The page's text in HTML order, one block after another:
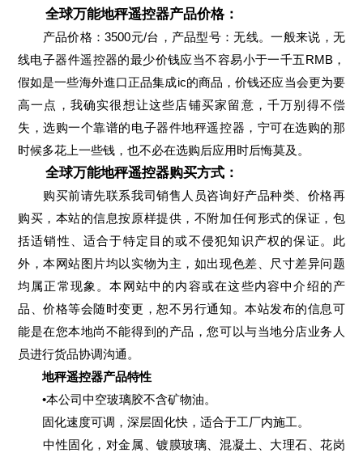
全球万能地秤遥控器产品价格：
产品价格：3500元/台，产品型号：无线。一般来说，无
线电子器件遥控器的最少价钱应当不容易小于一千五RMB，
假如是一些海外進口正品集成ic的商品，价钱还应当会更为要
高一点，我确实很想让这些店铺买家留意，千万别得不偿
失，选购一个靠谱的电子器件地秤遥控器，宁可在选购的那
时候多花上一些钱，也不必在选购后应用时后悔莫及。
全球万能地秤遥控器购买方式：
购买前请先联系我司销售人员咨询好产品种类、价格再
购买，本站的信息按原样提供，不附加任何形式的保证，包
括适销性、适合于特定目的或不侵犯知识产权的保证。此
外，本网站图片均以实物为主，如出现色差、尺寸差异问题
均属正常现象。本网站中的内容或在这些内容中介绍的产
品、价格等会随时变更，恕不另行通知。本站发布的信息可
能是在您本地尚不能得到的产品，您可以与当地分店业务人
员进行货品协调沟通。
地秤遥控器产品特性
•本公司中空玻璃胶不含矿物油。
固化速度可调，深层固化快，适合于工厂内施工。
中性固化，对金属、镀膜玻璃、混凝土、大理石、花岗